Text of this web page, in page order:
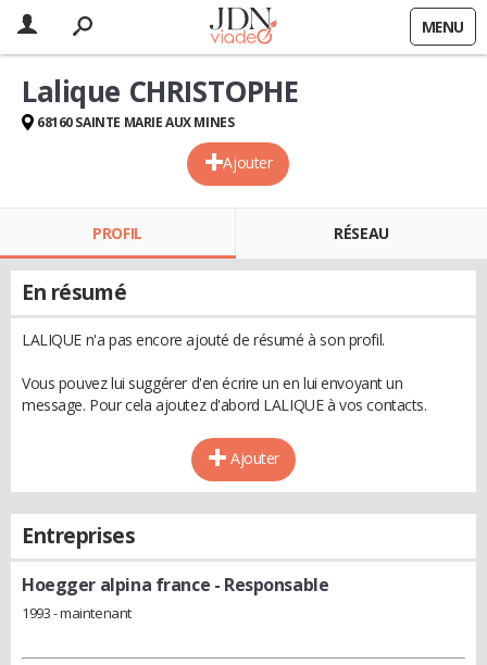
MENU
Ajouter
Lalique CHRISTOPHE
68160 SAINTE MARIE AUX MINES
PROFIL RÉSEAU
En résumé
LALIQUE n'a pas encore ajouté de résumé à son profil.
Vous pouvez lui suggérer d'en écrire un en lui envoyant un
message. Pour cela ajoutez d'abord LALIQUE à vos contacts.
Ajouter
Entreprises
Hoegger alpina france - Responsable
1993 - maintenant